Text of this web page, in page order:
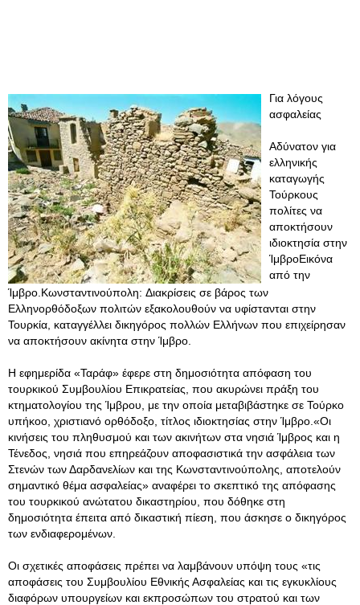
Για λόγους
ασφαλείας
Αδύνατον για
ελληνικής
καταγωγής
Τούρκους
πολίτες να
αποκτήσουν
ιδιοκτησία στην
ΊμβροΕικόνα
από την
Ίμβρο.Κωνσταντινούπολη: Διακρίσεις σε βάρος των
Ελληνορθόδοξων πολιτών εξακολουθούν να υφίστανται στην
Τουρκία, καταγγέλλει δικηγόρος πολλών Ελλήνων που επιχείρησαν
να αποκτήσουν ακίνητα στην Ίμβρο.
Η εφημερίδα «Ταράφ» έφερε στη δημοσιότητα απόφαση του
τουρκικού Συμβουλίου Επικρατείας, που ακυρώνει πράξη του
κτηματολογίου της Ίμβρου, με την οποία μεταβιβάστηκε σε Τούρκο
υπήκοο, χριστιανό ορθόδοξο, τίτλος ιδιοκτησίας στην Ίμβρο.«Οι
κινήσεις του πληθυσμού και των ακινήτων στα νησιά Ίμβρος και η
Τένεδος, νησιά που επηρεάζουν αποφασιστικά την ασφάλεια των
Στενών των Δαρδανελίων και της Κωνσταντινούπολης, αποτελούν
σημαντικό θέμα ασφαλείας» αναφέρει το σκεπτικό της απόφασης
του τουρκικού ανώτατου δικαστηρίου, που δόθηκε στη
δημοσιότητα έπειτα από δικαστική πίεση, που άσκησε ο δικηγόρος
των ενδιαφερομένων.
Οι σχετικές αποφάσεις πρέπει να λαμβάνουν υπόψη τους «τις
αποφάσεις του Συμβουλίου Εθνικής Ασφαλείας και τις εγκυκλίους
διαφόρων υπουργείων και εκπροσώπων του στρατού και των